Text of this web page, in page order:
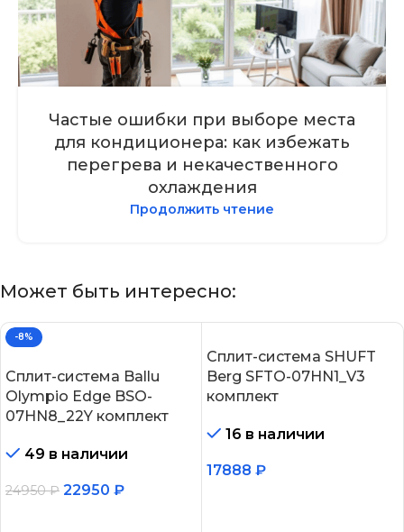
Частые ошибки при выборе места
для кондиционера: как избежать
перегрева и некачественного
охлаждения
Продолжить чтение
Может быть интересно:
-8%
Сплит-система Ballu
Olympio Edge BSO-
07HN8_22Y комплект
49 в наличии
24950₽ 22950 ₽
Сплит-система SHUFT
Berg SFTO-07HN1_V3
комплект
16 в наличии
17888 ₽